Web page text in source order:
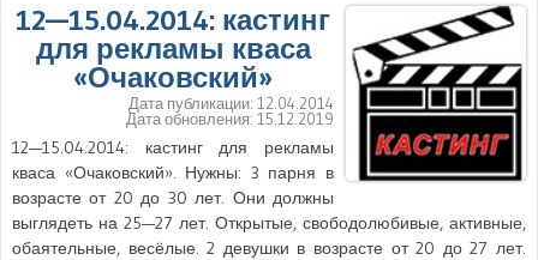
12—15.04.2014: кастинг
для рекламы кваса
«Очаковский»
Дата публикации: 12.04.2014
Дата обновления: 15.12.2019
12—15.04.2014: кастинг для рекламы
кваса «Очаковский». Нужны: 3 парня в
возрасте от 20 до 30 лет. Они должны
выглядеть на 25—27 лет. Открытые, свободолюбивые, активные,
обаятельные, весёлые. 2 девушки в возрасте от 20 до 27 лет.